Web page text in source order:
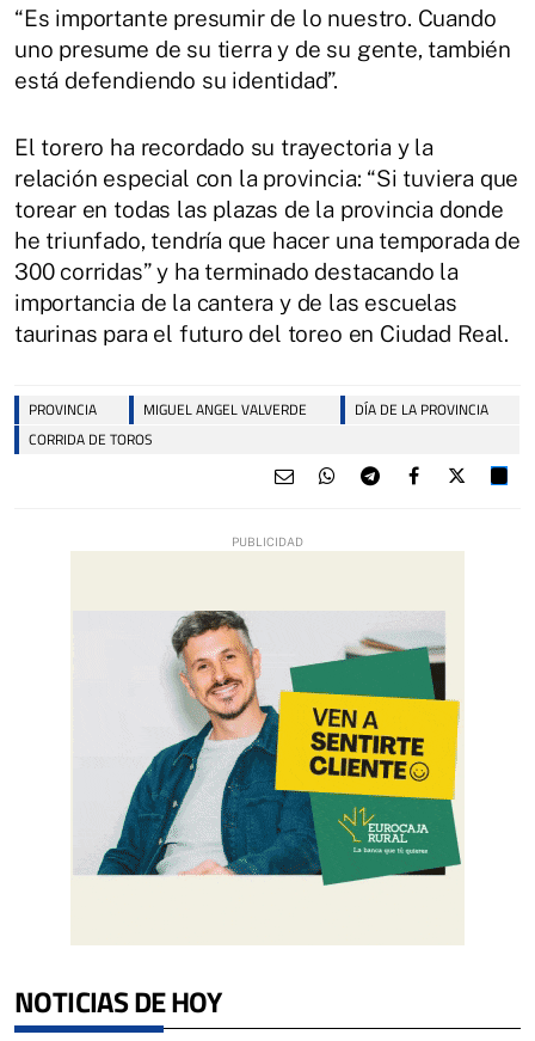
“Es importante presumir de lo nuestro. Cuando
uno presume de su tierra y de su gente, también
está defendiendo su identidad”.
El torero ha recordado su trayectoria y la
relación especial con la provincia: “Si tuviera que
torear en todas las plazas de la provincia donde
he triunfado, tendría que hacer una temporada de
300 corridas” y ha terminado destacando la
importancia de la cantera y de las escuelas
taurinas para el futuro del toreo en Ciudad Real.
PROVINCIA MIGUEL ANGEL VALVERDE
DÍA DE LA PROVINCIA
CORRIDA DE TOROS
NOTICIAS DE HOY